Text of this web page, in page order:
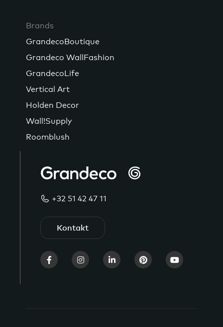
Brands
GrandecoBoutique
Grandeco WallFashion
GrandecoLife
Vertical Art
Holden Decor
Wall!Supply
Roomblush
+32 51 42 47 11
Kontakt